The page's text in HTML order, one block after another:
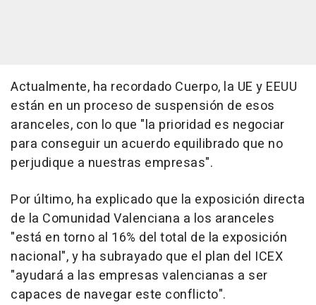
Actualmente, ha recordado Cuerpo, la UE y EEUU
están en un proceso de suspensión de esos
aranceles, con lo que "la prioridad es negociar
para conseguir un acuerdo equilibrado que no
perjudique a nuestras empresas".
Por último, ha explicado que la exposición directa
de la Comunidad Valenciana a los aranceles
"está en torno al 16% del total de la exposición
nacional", y ha subrayado que el plan del ICEX
"ayudará a las empresas valencianas a ser
capaces de navegar este conflicto".